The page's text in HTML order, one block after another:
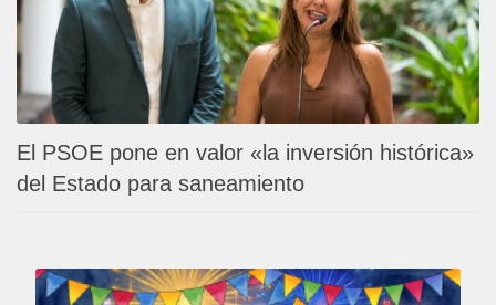
El PSOE pone en valor «la inversión histórica»
del Estado para saneamiento